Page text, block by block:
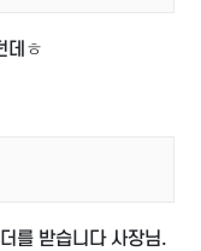
데ㅎ
를 받습니다 사장님.